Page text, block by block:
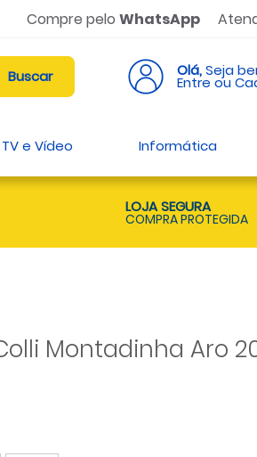
Compre pelo WhatsApp
Olá,Seja
Entre ou
TV e Vídeo Informática
LOJA SEGURA
COMPRA PROTEGIDA
Montadinha Aro